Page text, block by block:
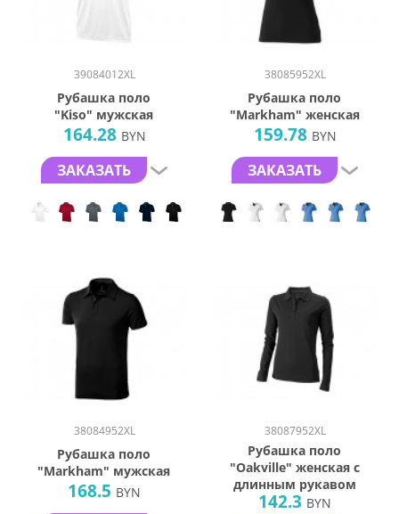
39084012XL
Рубашка поло
"Kiso" мужская
164.28 BYN
ЗАКАЗАТЬ
38085952XL
Рубашка поло
"Markham" женская
159.78 BYN
ЗАКАЗАТЬ
38084952XL
Рубашка поло
"Markham" мужская
168.5 BYN
38087952XL
Рубашка поло
"Oakville" женская с
длинным рукавом
142.3 BYN